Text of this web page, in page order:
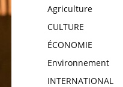
Agriculture
CULTURE
ÉCONOMIE
Environnement
INTERNATIONAL